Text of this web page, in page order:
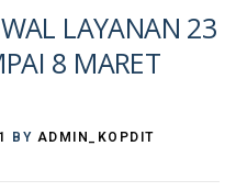
LAYANAN 23
8 MARET
BY ADMIN_KOPDIT